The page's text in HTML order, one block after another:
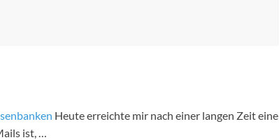
Heute erreichte mir nach einer langen Zeit eine
ist, …